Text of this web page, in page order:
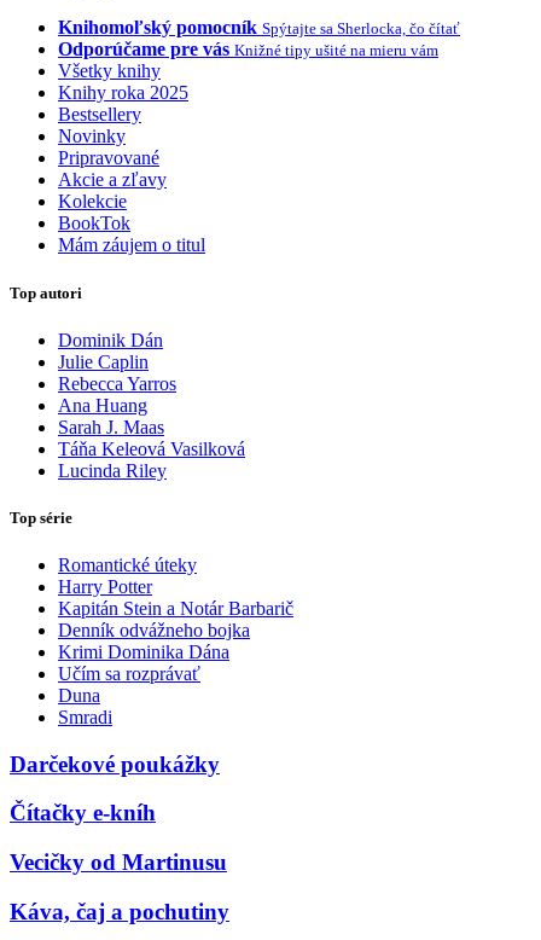
Knihomoľský pomocník Spýtajte sa Sherlocka, čo čítať
Odporúčame pre vás Knižné tipy ušité na mieru vám
Všetky knihy
Knihy roka 2025
Bestsellery
Novinky
Pripravované
Akcie a zľavy
Kolekcie
BookTok
Mám záujem o titul
Top autori
Dominik Dán
Julie Caplin
Rebecca Yarros
Ana Huang
Sarah J. Maas
Táňa Keleová Vasilková
Lucinda Riley
Top série
Romantické úteky
Harry Potter
Kapitán Stein a Notár Barbarič
Denník odvážneho bojka
Krimi Dominika Dána
Učím sa rozprávať
Duna
Smradi
Darčekové poukážky
Čítačky e-kníh
Vecičky od Martinusu
Káva, čaj a pochutiny